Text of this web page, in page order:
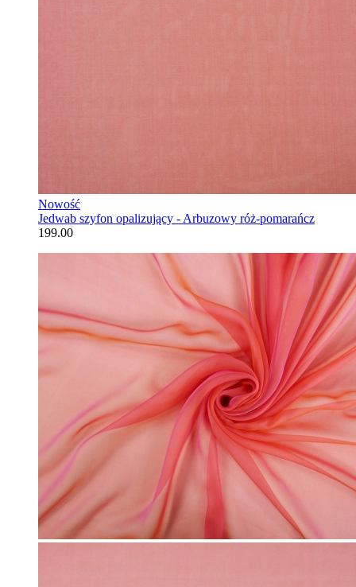
Nowość
Jedwab szyfon opalizujący - Arbuzowy róż-pomarańcz
199.00